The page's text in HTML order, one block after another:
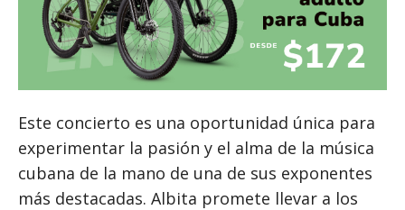
Este concierto es una oportunidad única para
experimentar la pasión y el alma de la música
cubana de la mano de una de sus exponentes
más destacadas. Albita promete llevar a los